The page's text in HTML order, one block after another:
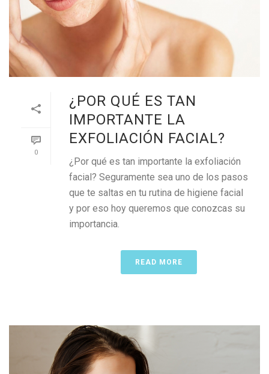
0
¿POR QUÉ ES TAN
IMPORTANTE LA
EXFOLIACIÓN FACIAL?
¿Por qué es tan importante la exfoliación
facial? Seguramente sea uno de los pasos
que te saltas en tu rutina de higiene facial
y por eso hoy queremos que conozcas su
importancia.
READ MORE